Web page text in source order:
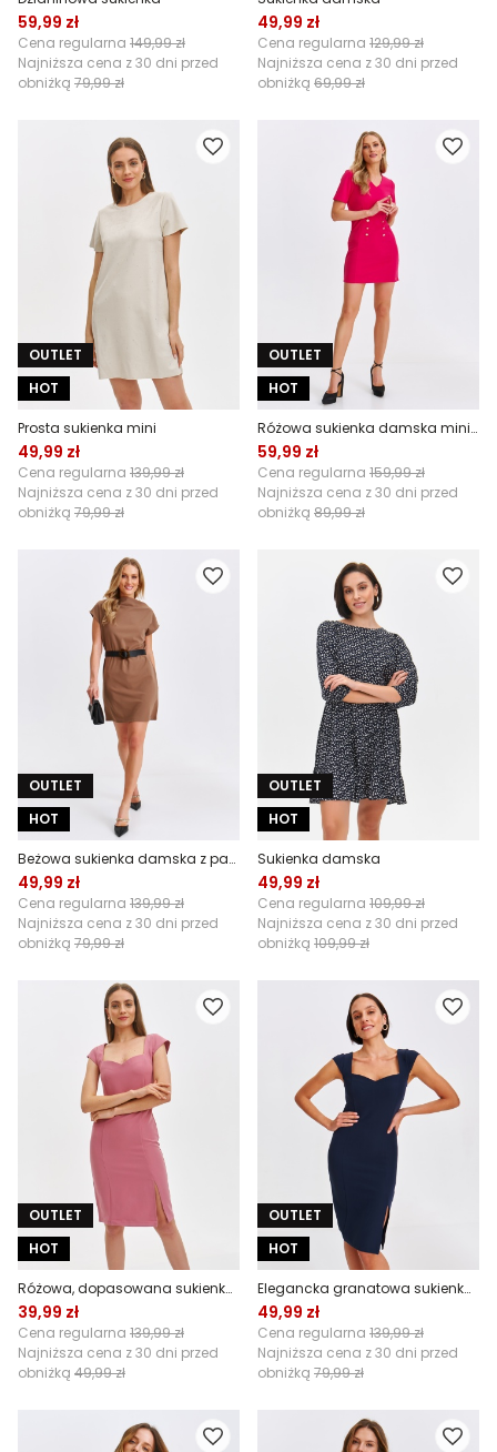
59,99 zł
Cena regularna 149,99 zł
Najniższa cena z 30 dni przed
obniżką 79,99 zł
49,99 zł
Cena regularna 129,99 zł
Najniższa cena z 30 dni przed
obniżką 69,99 zł
OUTLET
HOT
Prosta sukienka mini
49,99 zł
Cena regularna 139,99 zł
Najniższa cena z 30 dni przed
obniżką 79,99 zł
OUTLET
HOT
Różowa sukienka damska mini z krótkim rękawem i złotymi guzikami
59,99 zł
Cena regularna 159,99 zł
Najniższa cena z 30 dni przed
obniżką 89,99 zł
OUTLET
HOT
Beżowa sukienka damska z paskiem
49,99 zł
Cena regularna 139,99 zł
Najniższa cena z 30 dni przed
obniżką 79,99 zł
OUTLET
HOT
Sukienka damska
49,99 zł
Cena regularna 109,99 zł
Najniższa cena z 30 dni przed
obniżką 109,99 zł
OUTLET
HOT
Różowa, dopasowana sukienka damska z dekoltem
39,99 zł
Cena regularna 139,99 zł
Najniższa cena z 30 dni przed
obniżką 49,99 zł
OUTLET
HOT
Elegancka granatowa sukienka o dopasowanym kroju
49,99 zł
Cena regularna 139,99 zł
Najniższa cena z 30 dni przed
obniżką 79,99 zł